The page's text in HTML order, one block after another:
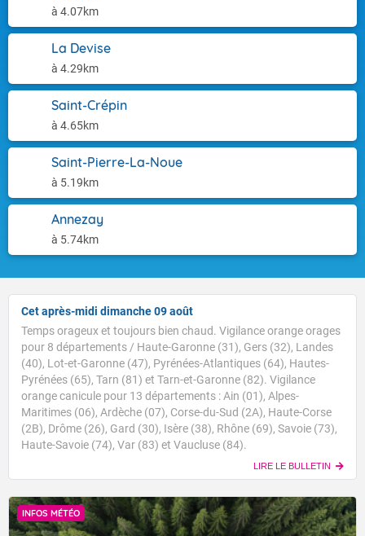
à 4.07km
La Devise
à 4.29km
Saint-Crépin
à 4.65km
Saint-Pierre-La-Noue
à 5.19km
Annezay
à 5.74km
Cet après-midi dimanche 09 août
Temps orageux et toujours bien chaud. Vigilance orange orages
pour 8 départements / Haute-Garonne (31), Gers (32), Landes
(40), Lot-et-Garonne (47), Pyrénées-Atlantiques (64), Hautes-
Pyrénées (65), Tarn (81) et Tarn-et-Garonne (82). Vigilance
orange canicule pour 13 départements : Ain (01), Alpes-
Maritimes (06), Ardèche (07), Corse-du-Sud (2A), Haute-Corse
(2B), Drôme (26), Gard (30), Isère (38), Rhône (69), Savoie (73),
Haute-Savoie (74), Var (83) et Vaucluse (84).
LIRE LE BULLETIN
INFOS MÉTÉO